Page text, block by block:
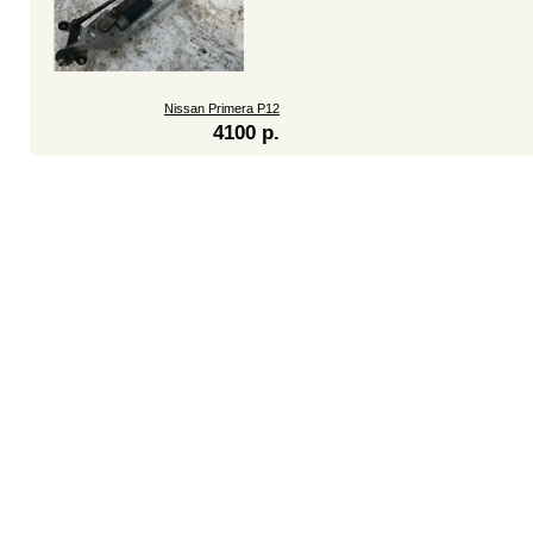
Nissan Primera P12
4100 р.